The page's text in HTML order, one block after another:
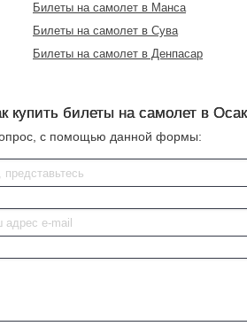
Билеты на самолет в Манса
Билеты на самолет в Сува
Билеты на самолет в Денпасар
купить билеты на самолет в
с помощью данной формы: